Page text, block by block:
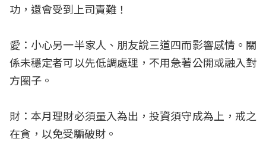
功，還會受到上司責難！
愛：小心另一半家人、朋友說三道四而影響感情。關
係未穩定者可以先低調處理，不用急著公開或融入對
方圈子。
財：本月理財必須量入為出，投資須守成為上，戒之
在貪，以免受騙破財。